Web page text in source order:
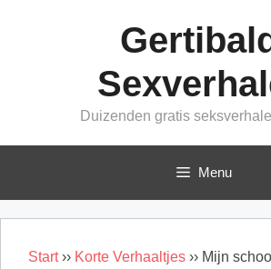
Duizenden gratis
Menu
Start›› Korte Verhaaltjes ›› Mijn